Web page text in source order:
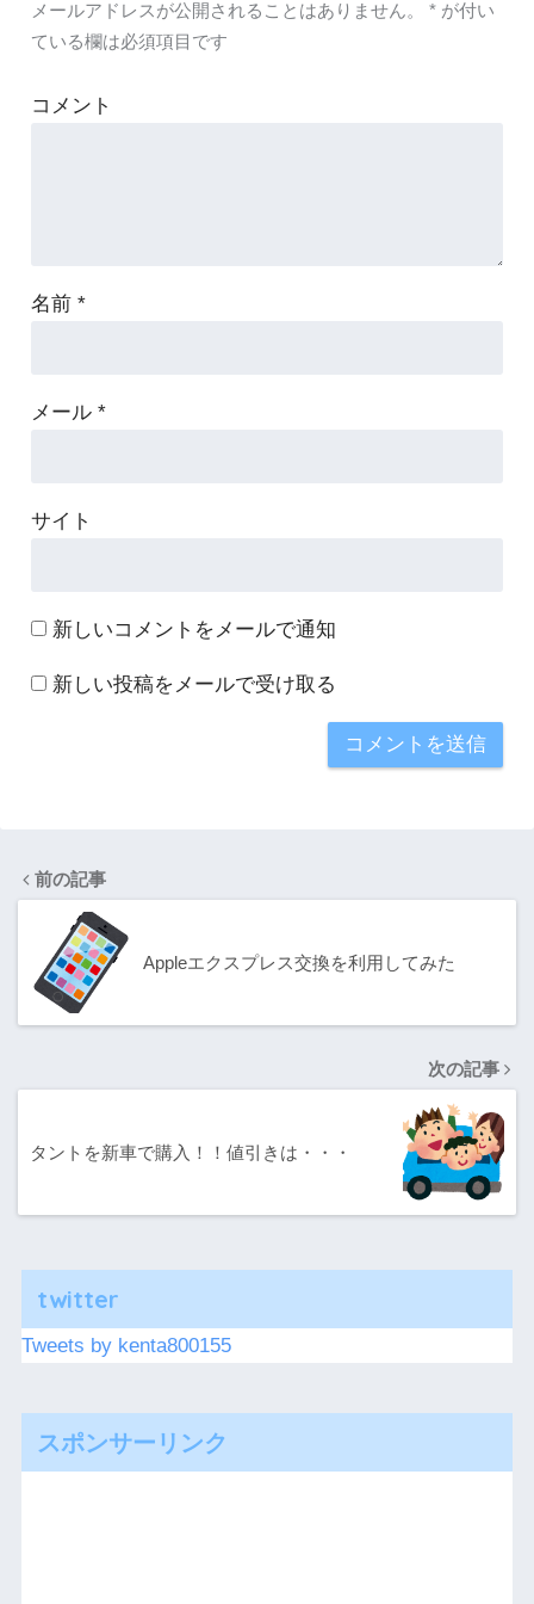
メールアドレスが公開されることはありません。 *が付い
ている欄は必須項目です
コメント
名前 *
メール *
サイト
新しいコメントをメールで通知
新しい投稿をメールで受け取る
前の記事
Appleエクスプレス交換を利用してみた
次の記事
タントを新車で購入！！値引きは・・・
twitter
Tweets by kenta800155
スポンサーリンク